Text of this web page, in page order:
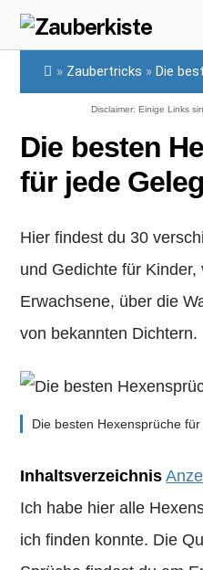
Skip
to
content » Zaubertricks » Die
Disclaimer: Einige Links
Die besten
für jede
Hier findest du 30
und Gedichte für
Erwachsene, über die
von bekannten Dichtern.
Die besten Hexensprüche
Inhaltsverzeichnis
Ich habe hier alle
ich finden konnte. Die